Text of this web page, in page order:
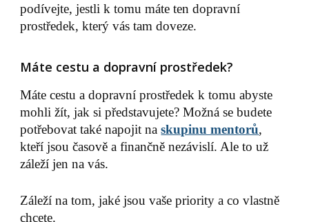
podívejte, jestli k tomu máte ten dopravní
prostředek, který vás tam doveze.
Máte cestu a dopravní prostředek?
Máte cestu a dopravní prostředek k tomu abyste
mohli žít, jak si představujete? Možná se budete
potřebovat také napojit naskupinu mentorů,
kteří jsou časově a finančně nezávislí. Ale to už
záleží jen na vás.
Záleží na tom, jaké jsou vaše priority a co vlastně
chcete.